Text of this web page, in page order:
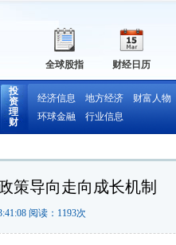
财经日历
全球股指
投
资
理
财
经济信息 地方经济
财富人物
环球金融
行业信息
策导向走向成长机制
阅读： 1193次